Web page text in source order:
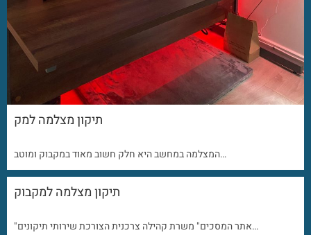
תיקון מצלמה למק
המצלמה במחשב היא חלק חשוב מאוד במקבוק ומוטב…
תיקון מצלמה למקבוק
"אתר המסכים" משרת קהילה צרכנית הצורכת שירותי תיקונים…